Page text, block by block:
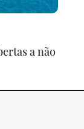
a não